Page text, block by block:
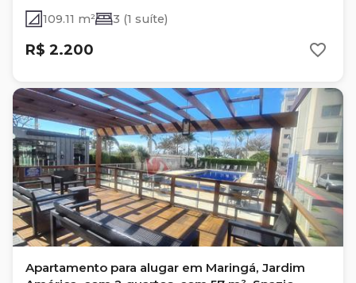
109.11 m² 3 (1 suíte)
R$ 2.200
Apartamento para alugar em Maringá, Jardim